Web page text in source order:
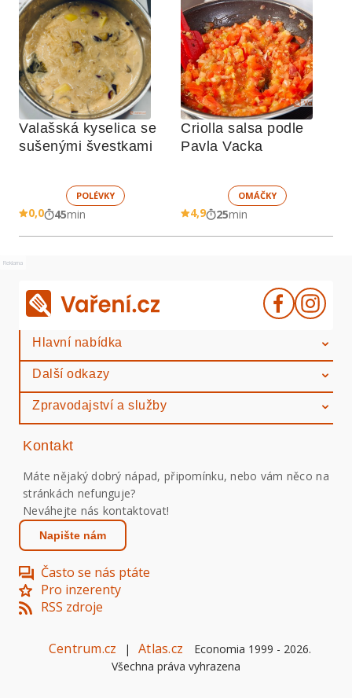
Valašská kyselica se
sušenými švestkami
POLÉVKY
0,0 45min
Criolla salsa podle
Pavla Vacka
OMÁČKY
4,9 25min
Reklama
Hlavní nabídka
Další odkazy
Zpravodajství a služby
Kontakt
Máte nějaký dobrý nápad, připomínku, nebo vám něco na
stránkách nefunguje?
Neváhejte nás kontaktovat!
Napište nám
Často se nás ptáte
Pro inzerenty
RSS zdroje
Centrum.cz | Atlas.cz Economia 1999 - 2026.
Všechna práva vyhrazena